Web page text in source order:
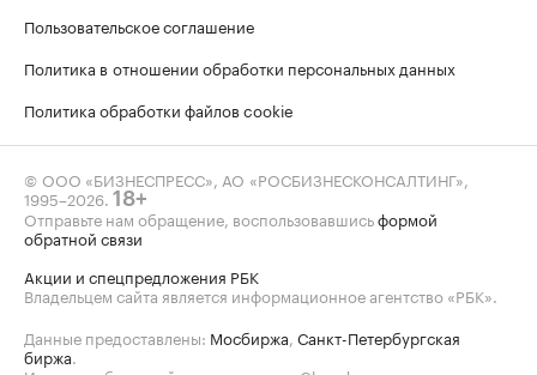
Пользовательское соглашение
Политика в отношении обработки персональных данных
Политика обработки файлов cookie
© ООО «БИЗНЕСПРЕСС», АО «РОСБИЗНЕСКОНСАЛТИНГ»,
1995–2026. 18+
Отправьте нам обращение, воспользовавшисьформой
обратной связи
Акции и спецпредложения РБК
Владельцем сайта является информационное агентство «РБК».
Данные предоставлены: Мосбиржа, Санкт-Петербургская
биржа.